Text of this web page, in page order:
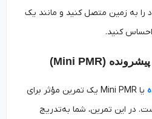
به زمین متصل کنید و مانند یک
کنید.
یا Mini PMR یک تمرین مؤثر برای
تمرین، شما به‌تدریج